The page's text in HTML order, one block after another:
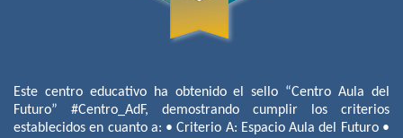
Este centro educativo ha obtenido el sello “Centro Aula del
Futuro” #Centro_AdF, demostrando cumplir los criterios
establecidos en cuanto a: • Criterio A: Espacio Aula del Futuro •